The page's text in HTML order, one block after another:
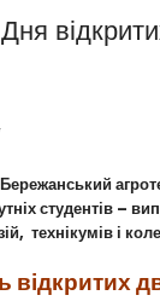
студентів –
технікумів і
відкритих